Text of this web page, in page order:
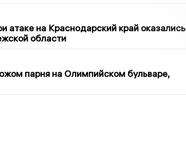
атаке на Краснодарский край оказались
области
парня на Олимпийском бульваре,